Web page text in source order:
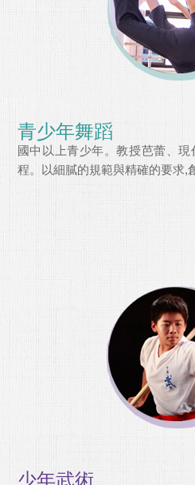
青少年舞蹈
國中以上青少年。教授芭蕾、
程。以細膩的規範與精確的要求,
少年武術